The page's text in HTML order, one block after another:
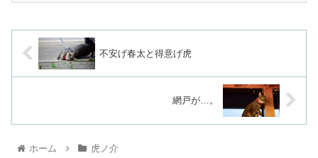
不安げ春太と得意げ虎
網戸が…。
ホーム 虎ノ介